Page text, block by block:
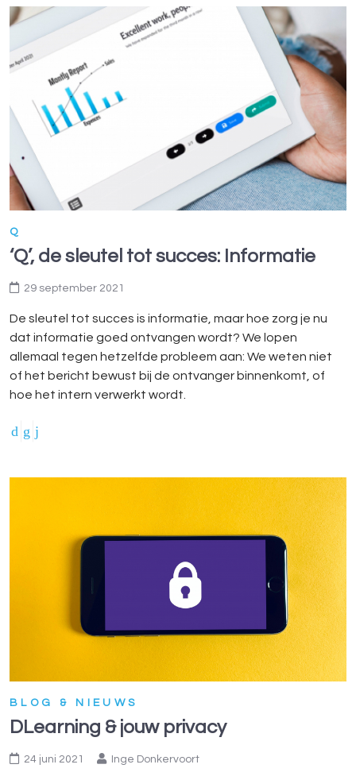
Q
‘Q’, de sleutel tot succes: Informatie
29 september 2021
De sleutel tot succes is informatie, maar hoe zorg je nu
dat informatie goed ontvangen wordt? We lopen
allemaal tegen hetzelfde probleem aan: We weten niet
of het bericht bewust bij de ontvanger binnenkomt, of
hoe het intern verwerkt wordt.
BLOG & NIEUWS
DLearning & jouw privacy
Inge Donkervoort
24 juni 2021